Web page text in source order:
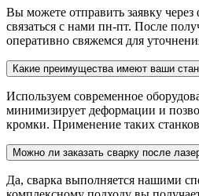
Вы можете отправить заявку
связаться с нами пн-пт. После
оперативно свяжемся для
Какие преимущества имеют ваши
Используем современное
минимизирует деформации и
кромки. Применение таких станков
Можно ли заказать сварку после
Да, сварка выполняется нашими